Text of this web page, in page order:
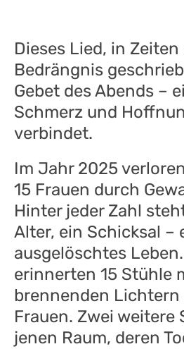
Dieses Lied, in Zeiten
Bedrängnis
Gebet des Abends –
Schmerz und
verbindet.
Im Jahr 2025
15 Frauen durch
Hinter jeder Zahl
Alter, ein Schicksal –
ausgelöschtes
erinnerten 15 Stühle
brennenden Lichtern
Frauen. Zwei weitere
jenen Raum, deren